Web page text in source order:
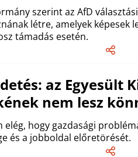
szerint az AfD
létre, amelyek képesek
támadás esetén.
az Egyesült
nem lesz
elég, hogy gazdasági
és a jobboldal előretörését.